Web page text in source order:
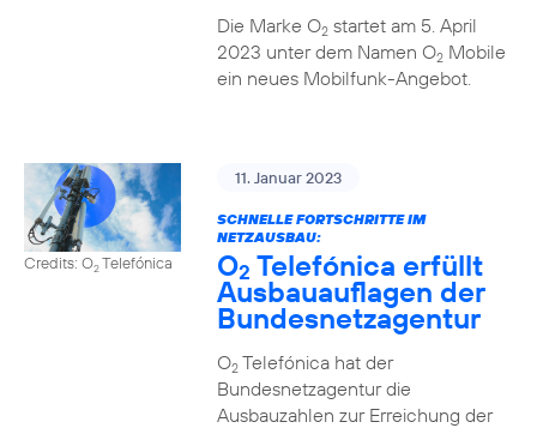
Die Marke O2startet am 5. April
2023 unter dem Namen O2Mobile
ein neues Mobilfunk-Angebot.
Credits: O2Telefónica
11. Januar 2023
SCHNELLE FORTSCHRITTE IM
NETZAUSBAU:
O2 Telefónica erfüllt
Ausbauauflagen der
Bundesnetzagentur
O2Telefónica hat der
Bundesnetzagentur die
Ausbauzahlen zur Erreichung der